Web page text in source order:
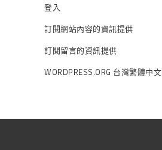
登入
訂閱網站內容的資訊提供
訂閱留言的資訊提供
WORDPRESS.ORG 台灣繁體中文